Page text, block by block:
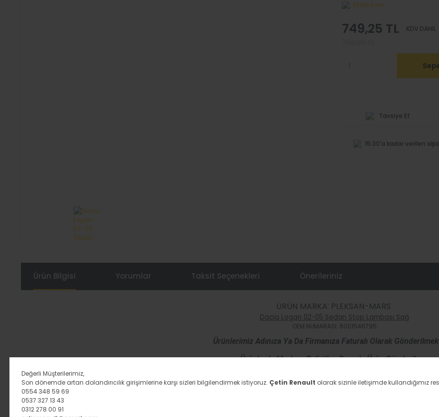
Stokta var
749,25 TL KDV DAHİL
Tavsiye Et
15:30'a kadar verilen
Ürün Bilgisi Yorumlar Taksit Seçenekleri Önerileriniz
ÜRÜN MARKA: PLEKSAN-MARS
Dacia Logan 02-05 Sedan Stop Lambası Sağ
OEM NUMARASI: 6001546795
Ürünlerimiz Adınıza Ya Da Firmanıza Faturalı Olarak
Ürünlerde Markası Belirtilen Dışında Ürün Gönderilmez.
NOT: ÜRÜNÜN ARACINIZA AİT OLMADIĞINI DÜŞÜNÜYORSANIZ
Değerli Müşterilerimiz,
Son dönemde artan dolandırıcılık girişimlerine karşı sizleri bilgilendirmek istiyoruz. Çetin Renault olarak sizinle iletişimde kullandığımız
0554 348 59 69
0537 327 13 43
0312 278 00 91